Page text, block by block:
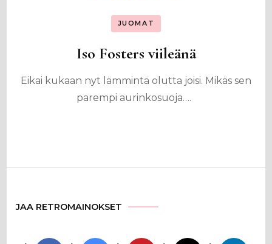
JUOMAT
Iso Fosters viileänä
Eikai kukaan nyt lämmintä olutta joisi. Mikäs sen
parempi aurinkosuoja….
JAA RETROMAINOKSET